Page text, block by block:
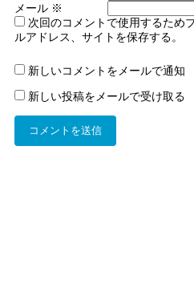
メール ※
次回のコメントで使用するため
ルアドレス、サイトを保存する。
新しいコメントをメールで通知
新しい投稿をメールで受け取る